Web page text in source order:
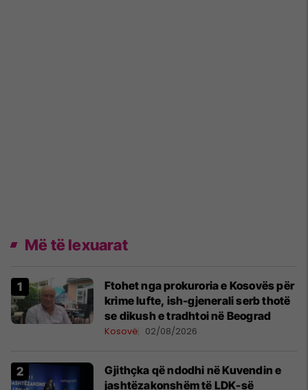
Më të lexuarat
Ftohet nga prokuroria e Kosovës për
krime lufte, ish-gjenerali serb thotë
se dikush e tradhtoi në Beograd
Kosovë 02/08/2026
Gjithçka që ndodhi në Kuvendin e
jashtëzakonshëm të LDK-së